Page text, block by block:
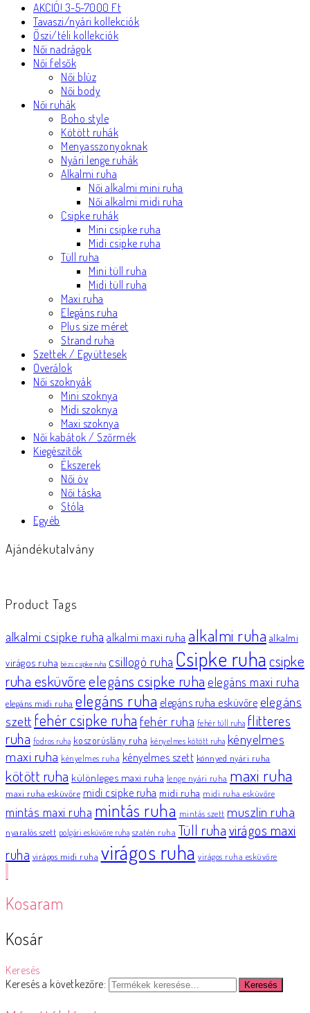
AKCIÓ! 3-5-7000 Ft
Tavaszi/nyári kollekciók
Őszi/téli kollekciók
Női nadrágok
Női felsők
Női blúz
Női body
Női ruhák
Boho style
Kötött ruhák
Menyasszonyoknak
Nyári lenge ruhák
Alkalmi ruha
Női alkalmi mini ruha
Női alkalmi midi ruha
Csipke ruhák
Mini csipke ruha
Midi csipke ruha
Tüll ruha
Mini tüll ruha
Midi tüll ruha
Maxi ruha
Elegáns ruha
Plus size méret
Strand ruha
Szettek / Együttesek
Overálok
Női szoknyák
Mini szoknya
Midi szoknya
Maxi szoknya
Női kabátok / Szőrmék
Kiegészítők
Ékszerek
Női öv
Női táska
Stóla
Egyéb
Ajándékutalvány
Product Tags
alkalmi csipke ruha alkalmi maxi ruha alkalmi ruha alkalmi
virágos ruha bézs csipke ruha csillogó ruha Csipke ruhacsipke
ruha esküvőreelegáns csipke ruha elegáns maxi ruha
elegáns midi ruha elegáns ruha elegáns ruha esküvőre elegáns
szett fehér csipke ruha fehér ruha fehér tüll ruha flitteres
ruha fodros ruha koszorúslány ruha kényelmes kötött ruha kényelmes
maxi ruha kényelmes ruha kényelmes szett könnyed nyári ruha
kötött ruha különleges maxi ruha lenge nyári ruha maxi ruha
maxi ruha esküvőre midi csipke ruha midi ruha midi ruha esküvőre
mintás maxi ruha mintás ruha mintás szett muszlin ruha
nyaralós szett polgári esküvőre ruha szatén ruha Tüll ruhavirágos maxi
ruha virágos midi ruha virágos ruha virágos ruha esküvőre
Kosaram
Kosár
Keresés
Keresés a következőre:
Keresés